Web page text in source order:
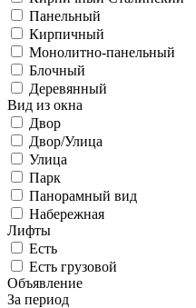
Панельный
Кирпичный
Монолитно-панельный
Блочный
Деревянный
Вид из окна
Двор
Двор/Улица
Улица
Парк
Панорамный вид
Набережная
Лифты
Есть
Есть грузовой
Объявление
За период